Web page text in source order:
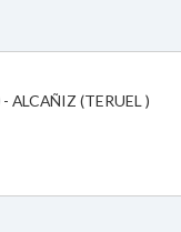
ALCAÑIZ (TERUEL )